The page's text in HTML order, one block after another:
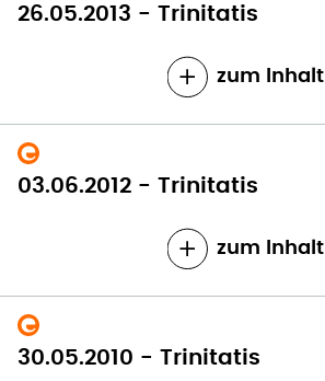
26.05.2013 - Trinitatis
zum Inhalt
03.06.2012 - Trinitatis
zum Inhalt
30.05.2010 - Trinitatis